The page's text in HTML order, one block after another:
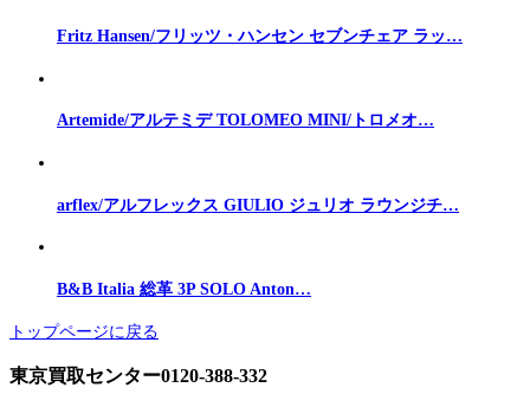
Fritz Hansen/フリッツ・ハンセン セブンチェア ラッ…
Artemide/アルテミデ TOLOMEO MINI/トロメオ…
arflex/アルフレックス GIULIO ジュリオ ラウンジチ…
B&B Italia 総革 3P SOLO Anton…
トップページに戻る
東京買取センター0120-388-332